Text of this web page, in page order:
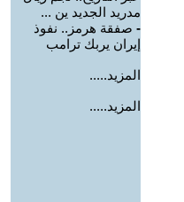
مدريد الجديد ين ...
- صفقة هرمز.. نفوذ
إيران يربك ترامب
المزيد.....
المزيد.....